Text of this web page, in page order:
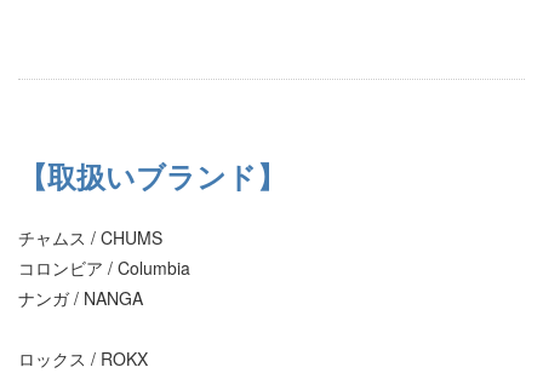
【取扱いブランド】
チャムス / CHUMS
コロンビア / Columbia
ナンガ / NANGA
ロックス / ROKX